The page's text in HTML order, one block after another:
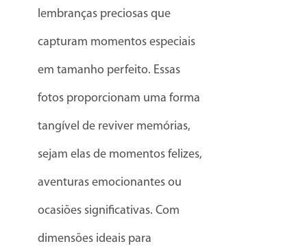
lembranças preciosas que
capturam momentos especiais
em tamanho perfeito. Essas
fotos proporcionam uma forma
tangível de reviver memórias,
sejam elas de momentos felizes,
aventuras emocionantes ou
ocasiões significativas. Com
dimensões ideais para